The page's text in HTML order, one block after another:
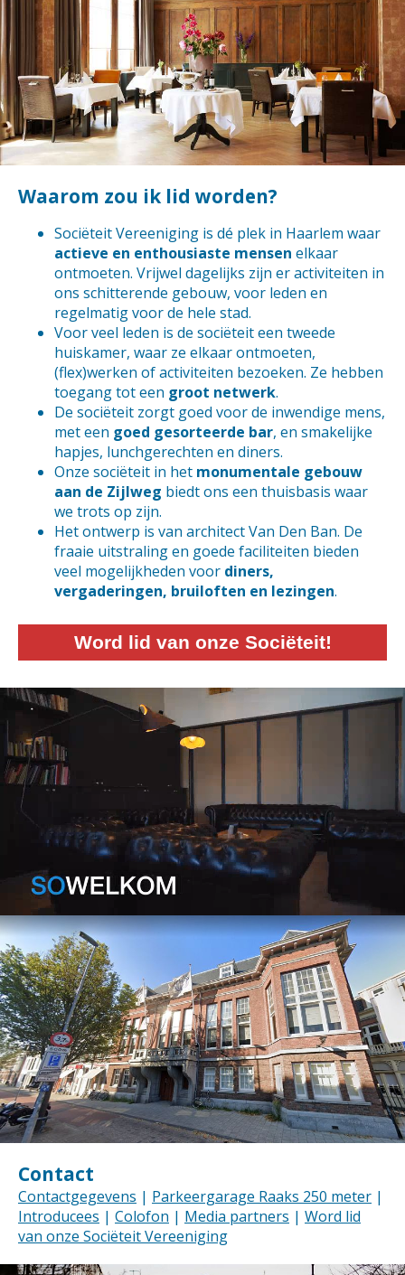
Waarom zou ik lid worden?
Sociëteit Vereeniging is dé plek in Haarlem waar
actieve en enthousiaste mensen elkaar
ontmoeten. Vrijwel dagelijks zijn er activiteiten in
ons schitterende gebouw, voor leden en
regelmatig voor de hele stad.
Voor veel leden is de sociëteit een tweede
huiskamer, waar ze elkaar ontmoeten,
(flex)werken of activiteiten bezoeken. Ze hebben
toegang tot een groot netwerk.
De sociëteit zorgt goed voor de inwendige mens,
met een goed gesorteerde bar, en smakelijke
hapjes, lunchgerechten en diners.
Onze sociëteit in het monumentale gebouw
aan de Zijlweg biedt ons een thuisbasis waar
we trots op zijn.
Het ontwerp is van architect Van Den Ban. De
fraaie uitstraling en goede faciliteiten bieden
veel mogelijkheden voor diners,
vergaderingen, bruiloften en lezingen.
Word lid van onze Sociëteit!
Contact
Contactgegevens | Parkeergarage Raaks 250 meter |
Introducees | Colofon | Media partners | Word lid
van onze Sociëteit Vereeniging